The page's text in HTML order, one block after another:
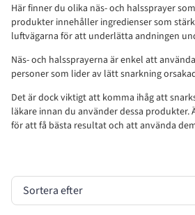
Här finner du olika näs- och halssprayer
produkter innehåller ingredienser som
luftvägarna för att underlätta andningen
Näs- och halssprayerna är enkel att
personer som lider av lätt snarkning
Det är dock viktigt att komma ihåg att
läkare innan du använder dessa
för att få bästa resultat och att använda
Sortera efter